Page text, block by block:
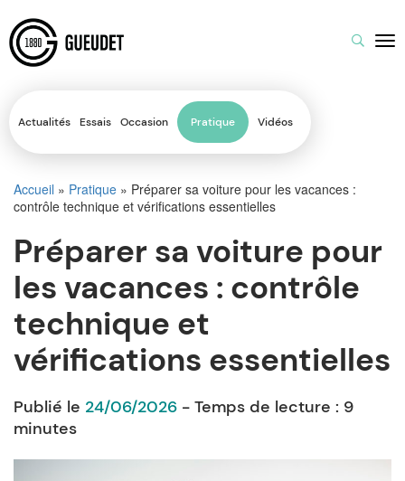
Actualités Essais Occasion Pratique Vidéos
Accueil » Pratique » Préparer sa voiture pour les vacances :
contrôle technique et vérifications essentielles
Préparer sa voiture pour
les vacances : contrôle
technique et
vérifications essentielles
Publié le 24/06/2026 - Temps de lecture : 9
minutes